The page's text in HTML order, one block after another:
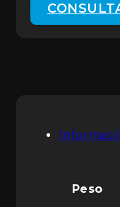
Peso